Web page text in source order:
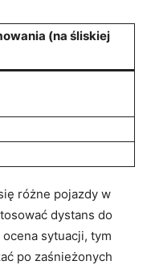
(na ‍śliskiej
różne pojazdy w
dystans do
sytuacji, ⁣tym
po ⁤zaśnieżonych